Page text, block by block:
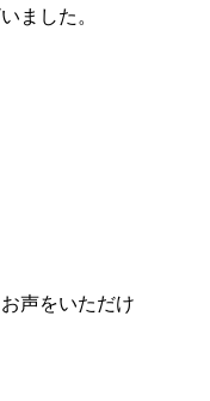
ました。
声をいただけ